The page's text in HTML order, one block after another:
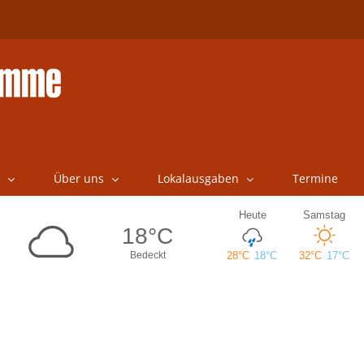
Über uns Lokalausgaben Termine